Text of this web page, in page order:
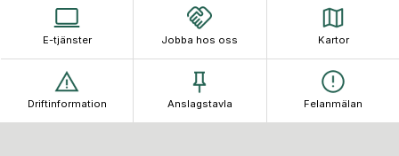
E-tjänster Jobba hos oss Kartor
Driftinformation Anslagstavla Felanmälan